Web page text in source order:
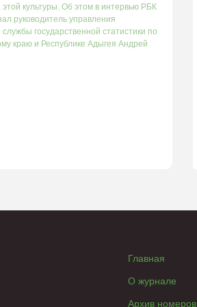
этой культуры. Об этом в интервью РБК
руководитель управления
государственной статистики по
краю и Республике Адыгея Андрей
Главная
О журнале
Архив номеров